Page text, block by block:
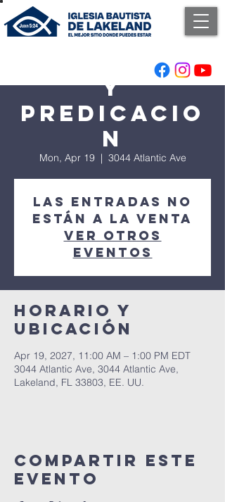
Adoracion
y
Predicacio
n
Mon, Apr 19
  |
3044 Atlantic Ave
Las entradas no
están a la venta
Ver otros
eventos
Horario y
ubicación
Apr 19, 2027, 11:00 AM – 1:00 PM EDT
3044 Atlantic Ave, 3044 Atlantic Ave,
Lakeland, FL 33803, EE. UU.
Compartir este
evento